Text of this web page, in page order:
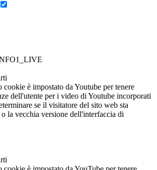
cookie è impostato da Youtube per tenere
dell'utente per i video di Youtube incorporati
se il visitatore del sito web sta
la vecchia versione dell'interfaccia di